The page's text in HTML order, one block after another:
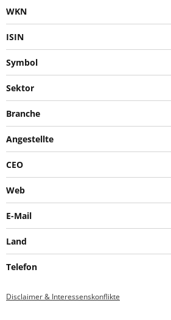
WKN
ISIN
Symbol
Sektor
Branche
Angestellte
CEO
Web
E-Mail
Land
Telefon
Disclaimer & Interessenskonflikte